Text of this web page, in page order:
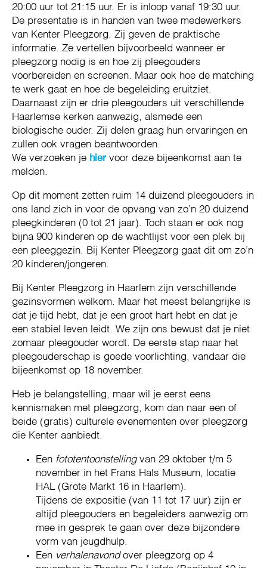
20:00 uur tot 21:15 uur. Er is inloop vanaf 19:30 uur.
De presentatie is in handen van twee medewerkers
van Kenter Pleegzorg. Zij geven de praktische
informatie. Ze vertellen bijvoorbeeld wanneer er
pleegzorg nodig is en hoe zij pleegouders
voorbereiden en screenen. Maar ook hoe de matching
te werk gaat en hoe de begeleiding eruitziet.
Daarnaast zijn er drie pleegouders uit verschillende
Haarlemse kerken aanwezig, alsmede een
biologische ouder. Zij delen graag hun ervaringen en
zullen ook vragen beantwoorden.
We verzoeken je hiervoor deze bijeenkomst aan te
melden.
Op dit moment zetten ruim 14 duizend pleegouders in
ons land zich in voor de opvang van zo’n 20 duizend
pleegkinderen (0 tot 21 jaar). Toch staan er ook nog
bijna 900 kinderen op de wachtlijst voor een plek bij
een pleeggezin. Bij Kenter Pleegzorg gaat dit om zo’n
20 kinderen/jongeren.
Bij Kenter Pleegzorg in Haarlem zijn verschillende
gezinsvormen welkom. Maar het meest belangrijke is
dat je tijd hebt, dat je een groot hart hebt en dat je
een stabiel leven leidt. We zijn ons bewust dat je niet
zomaar pleegouder wordt. De eerste stap naar het
pleegouderschap is goede voorlichting, vandaar die
bijeenkomst op 18 november.
Heb je belangstelling, maar wil je eerst eens
kennismaken met pleegzorg, kom dan naar een of
beide (gratis) culturele evenementen over pleegzorg
die Kenter aanbiedt.
Een fototentoonstellingvan 29 oktober t/m 5
november in het Frans Hals Museum, locatie
HAL (Grote Markt 16 in Haarlem).
Tijdens de expositie (van 11 tot 17 uur) zijn er
altijd pleegouders en begeleiders aanwezig om
mee in gesprek te gaan over deze bijzondere
vorm van jeugdhulp.
Een verhalenavondover pleegzorg op 4